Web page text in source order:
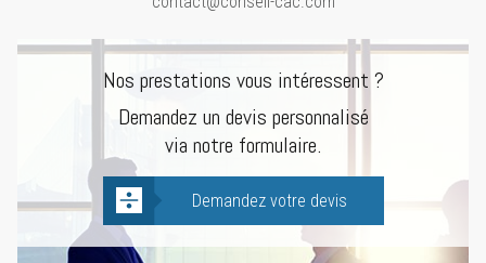
Nos prestations vous intéressent ?
Demandez un devis personnalisé
via notre formulaire.
Demandez votre devis